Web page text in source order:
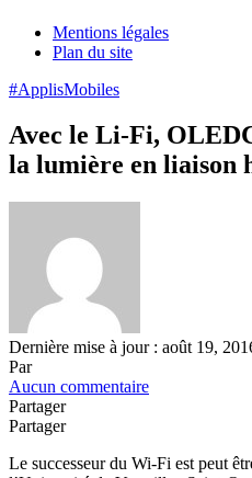
Mentions légales
Plan du site
#ApplisMobiles
Avec le Li-Fi,
la lumière en liaison
Dernière mise à jour : août 19,
Par
Aucun commentaire
Partager
Partager
Le successeur du Wi-Fi est peut